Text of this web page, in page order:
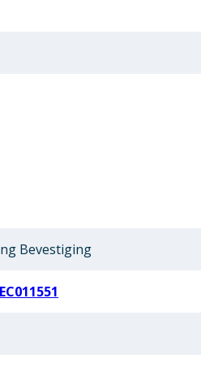
Bevestiging